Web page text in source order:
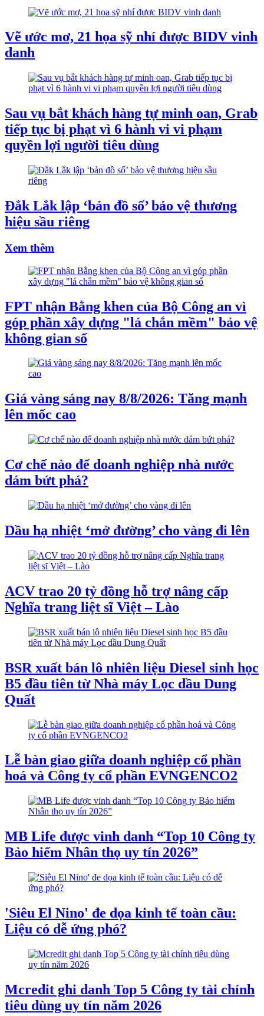
Vẽ ước mơ, 21 họa sỹ nhí được BIDV vinh
danh
Sau vụ bắt khách hàng tự minh oan, Grab
tiếp tục bị phạt vì 6 hành vi vi phạm
quyền lợi người tiêu dùng
Đắk Lắk lập ‘bản đồ số’ bảo vệ thương
hiệu sầu riêng
Xem thêm
FPT nhận Bằng khen của Bộ Công an vì
góp phần xây dựng "lá chắn mềm" bảo vệ
không gian số
Giá vàng sáng nay 8/8/2026: Tăng mạnh
lên mốc cao
Cơ chế nào để doanh nghiệp nhà nước
dám bứt phá?
Dầu hạ nhiệt ‘mở đường’ cho vàng đi lên
ACV trao 20 tỷ đồng hỗ trợ nâng cấp
Nghĩa trang liệt sĩ Việt – Lào
BSR xuất bán lô nhiên liệu Diesel sinh học
B5 đầu tiên từ Nhà máy Lọc dầu Dung
Quất
Lễ bàn giao giữa doanh nghiệp cổ phần
hoá và Công ty cổ phần EVNGENCO2
MB Life được vinh danh “Top 10 Công ty
Bảo hiểm Nhân thọ uy tín 2026”
'Siêu El Nino' đe dọa kinh tế toàn cầu:
Liệu có dễ ứng phó?
Mcredit ghi danh Top 5 Công ty tài chính
tiêu dùng uy tín năm 2026